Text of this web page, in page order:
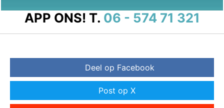
APP ONS! T. 06 - 574 71 321
Deel op Facebook
Post op X